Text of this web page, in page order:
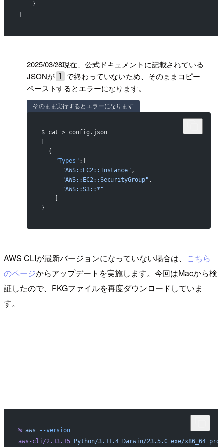
    }
2025/03/28現在、公式ドキュメントに記載されている
JSONが
で終わっていないため、そのままコピー
ペーストするとエラーになります。
そのまま実行するとエラーになります
$ cat > config.json
  {
    "Types"
:[
      "AWS::EC2::Instance"
,
      "AWS::EC2::SecurityGroup"
,
      "AWS::S3::*"
}
AWS CLIが最新バージョンになっていない場合は、 こちら
のページからアップデートを実施します。今回はMacから検
証したので、PKGファイルを再度ダウンロードしていま
す。
% aws --version
aws-cli/2.13.15 Python/3.11.4 Darwin/23.5.0 exe/x86_64